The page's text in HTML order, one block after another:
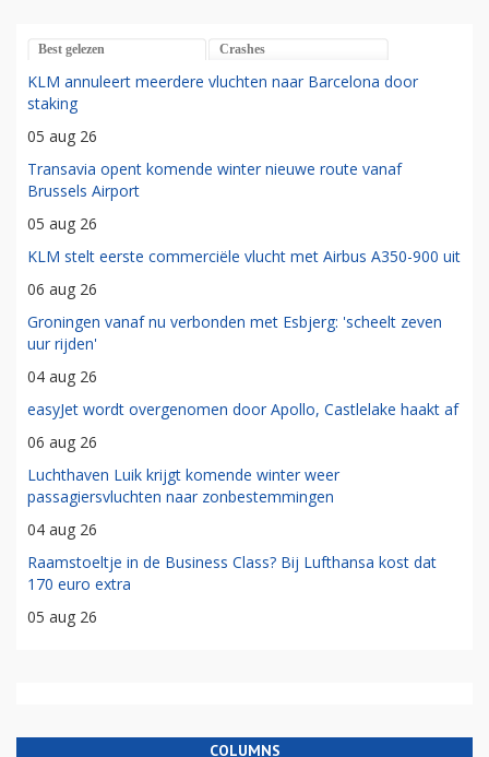
Best gelezen Crashes
KLM annuleert meerdere vluchten naar Barcelona door
staking
05 aug 26
Transavia opent komende winter nieuwe route vanaf
Brussels Airport
05 aug 26
KLM stelt eerste commerciële vlucht met Airbus A350-900 uit
06 aug 26
Groningen vanaf nu verbonden met Esbjerg: 'scheelt zeven
uur rijden'
04 aug 26
easyJet wordt overgenomen door Apollo, Castlelake haakt af
06 aug 26
Luchthaven Luik krijgt komende winter weer
passagiersvluchten naar zonbestemmingen
04 aug 26
Raamstoeltje in de Business Class? Bij Lufthansa kost dat
170 euro extra
05 aug 26
COLUMNS